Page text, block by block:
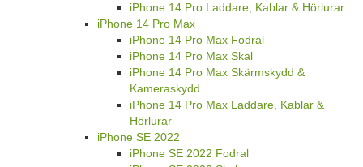
iPhone 14 Pro Laddare, Kablar & Hörlurar
iPhone 14 Pro Max
iPhone 14 Pro Max Fodral
iPhone 14 Pro Max Skal
iPhone 14 Pro Max Skärmskydd &
Kameraskydd
iPhone 14 Pro Max Laddare, Kablar &
Hörlurar
iPhone SE 2022
iPhone SE 2022 Fodral